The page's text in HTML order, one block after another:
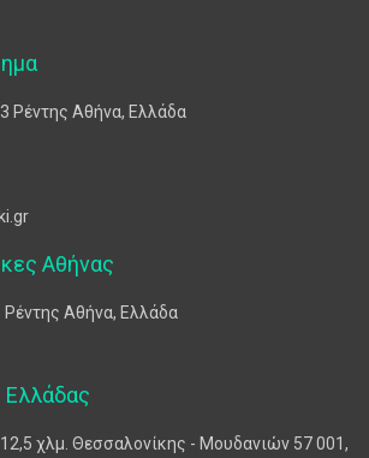
Ρέντης Αθήνα, Ελλάδα
Αθήνας
Αθήνα, Ελλάδα
χλμ. Θεσσαλονίκης - Μουδανιών 57 001,